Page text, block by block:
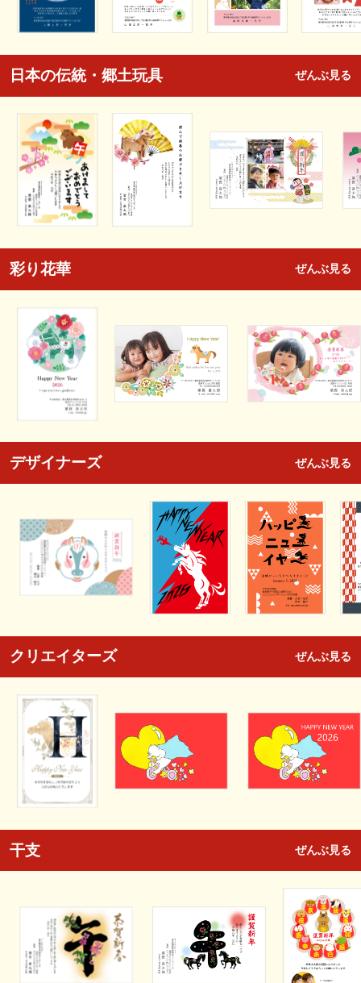
日本の伝統・郷土玩具 ぜんぶ見る
彩り花華 ぜんぶ見る
デザイナーズ ぜんぶ見る
クリエイターズ ぜんぶ見る
干支 ぜんぶ見る